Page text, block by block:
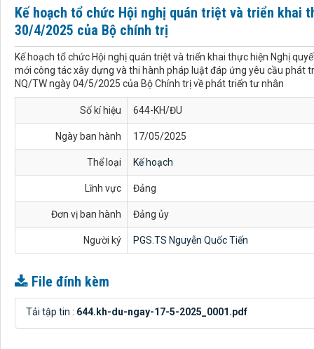
Kế hoạch tổ chức Hội nghị quán triệt và triển khai
30/4/2025 của Bộ chính trị
Kế hoạch tổ chức Hội nghị quán triệt và triển khai thực hiện Nghị
mới công tác xây dựng và thi hành pháp luật đáp ứng yêu cầu phát
NQ/TW ngày 04/5/2025 của Bộ Chính trị về phát triển tư nhân
Số kí hiệu 644-KH/ĐU
Ngày ban hành 17/05/2025
Thể loại Kế hoạch
Lĩnh vực Đảng
Đơn vị ban hành Đảng ủy
Người ký PGS.TS Nguyễn Quốc Tiến
File đính kèm
Tải tập tin : 644.kh-du-ngay-17-5-2025_0001.pdf